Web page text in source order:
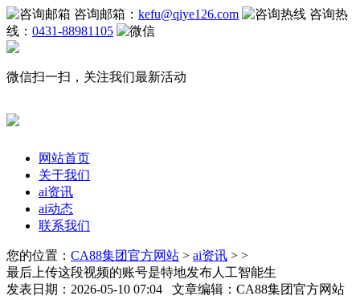
咨询邮箱： kefu@qiye126.com
咨询热
线： 0431-88981105
微信扫一扫，关注我们最新活动
网站首页
关于我们
ai资讯
ai动态
联系我们
您的位置： CA88集团官方网站 > ai资讯 > >
最后上传这段视频的账号是特地发布人工智能生
发表日期：2026-05-10 07:04 文章编辑：CA88集团官方网站